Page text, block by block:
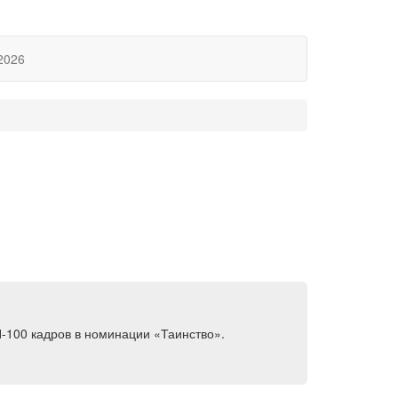
кадров в номинации «Таинство».